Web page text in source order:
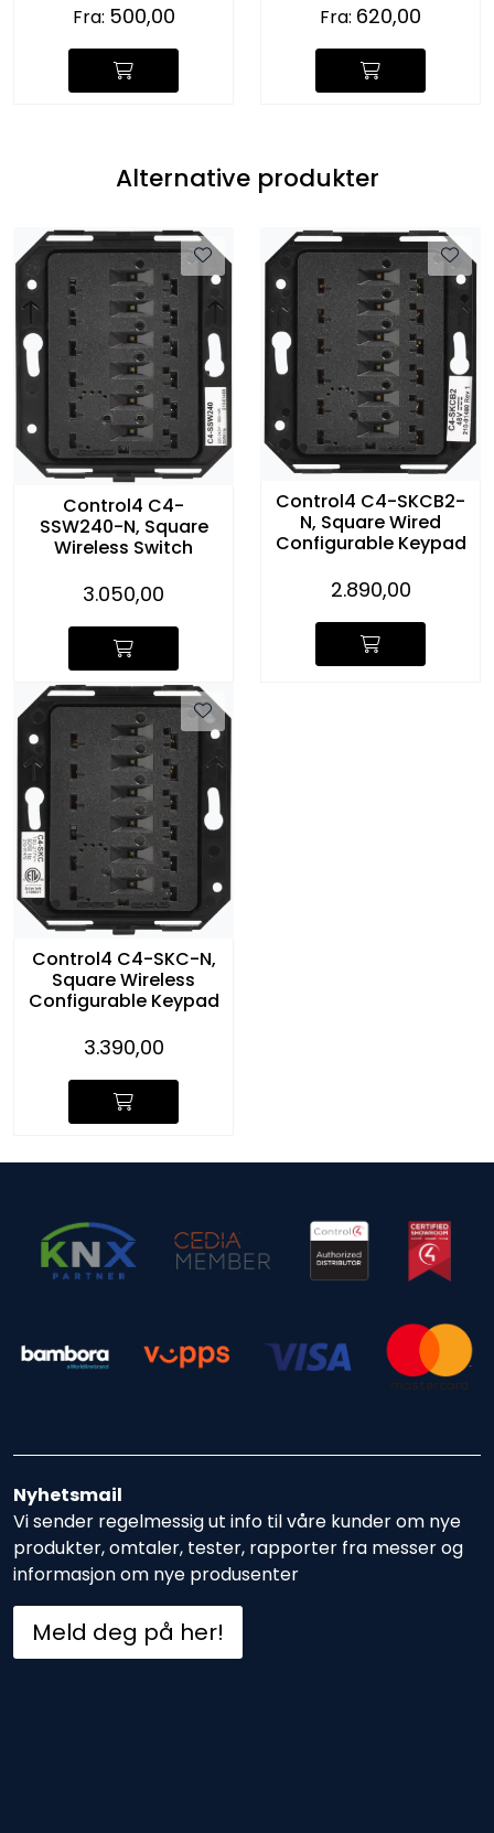
Fra: 500,00 Fra: 620,00
Alternative produkter
Control4 C4-
SSW240-N, Square
Wireless Switch
3.050,00
Control4 C4-SKCB2-
N, Square Wired
Configurable Keypad
2.890,00
Control4 C4-SKC-N,
Square Wireless
Configurable Keypad
3.390,00
Nyhetsmail
Vi sender regelmessig ut info til våre kunder om nye
produkter, omtaler, tester, rapporter fra messer og
informasjon om nye produsenter
Meld deg på her!